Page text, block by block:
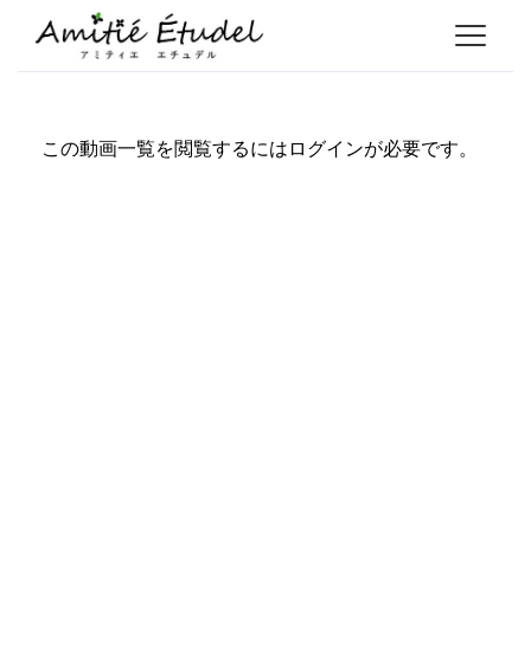
この動画一覧を閲覧するにはログインが必要です。